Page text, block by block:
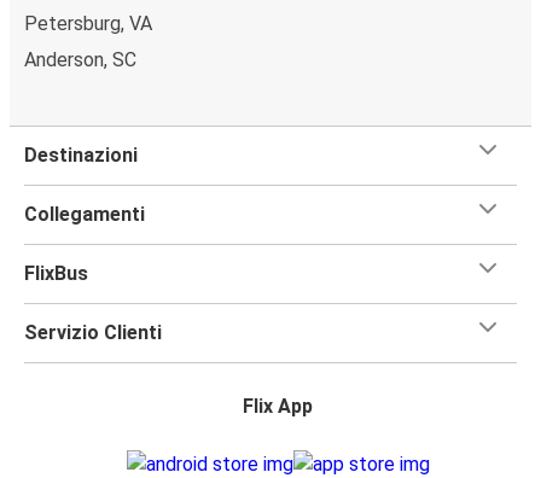
Petersburg, VA
Anderson, SC
Destinazioni
Collegamenti
FlixBus
Servizio Clienti
Flix App